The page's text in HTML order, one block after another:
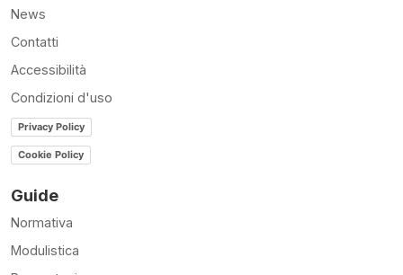
News
Contatti
Accessibilità
Condizioni d'uso
Privacy Policy
Cookie Policy
Guide
Normativa
Modulistica